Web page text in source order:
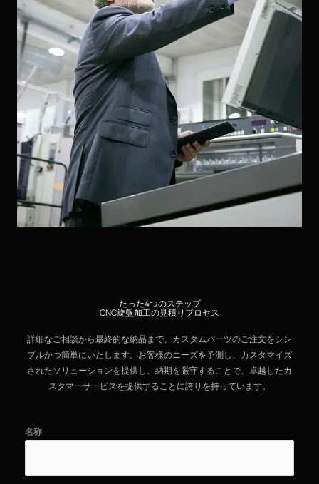
たった4つのステップ
CNC旋盤加工の見積りプロセス
詳細なご相談から最終的な納品まで、カスタムパーツのご注文をシン
プルかつ簡単にいたします。お客様のニーズを予測し、カスタマイズ
されたソリューションを提供し、納期を厳守することで、卓越したカ
スタマーサービスを提供することに誇りを持っています。
名称